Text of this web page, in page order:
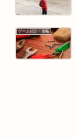
ゲーム紹介・攻略